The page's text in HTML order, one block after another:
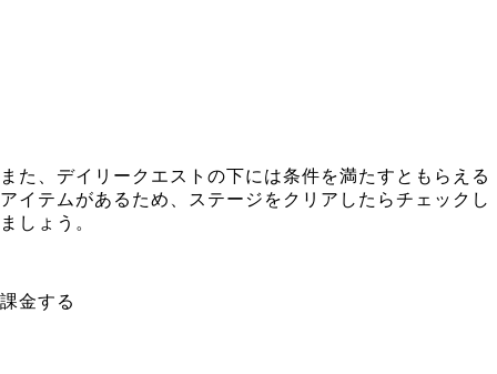
また、デイリークエストの下には条件を満たすともらえる
アイテムがあるため、ステージをクリアしたらチェックし
ましょう。
課金する